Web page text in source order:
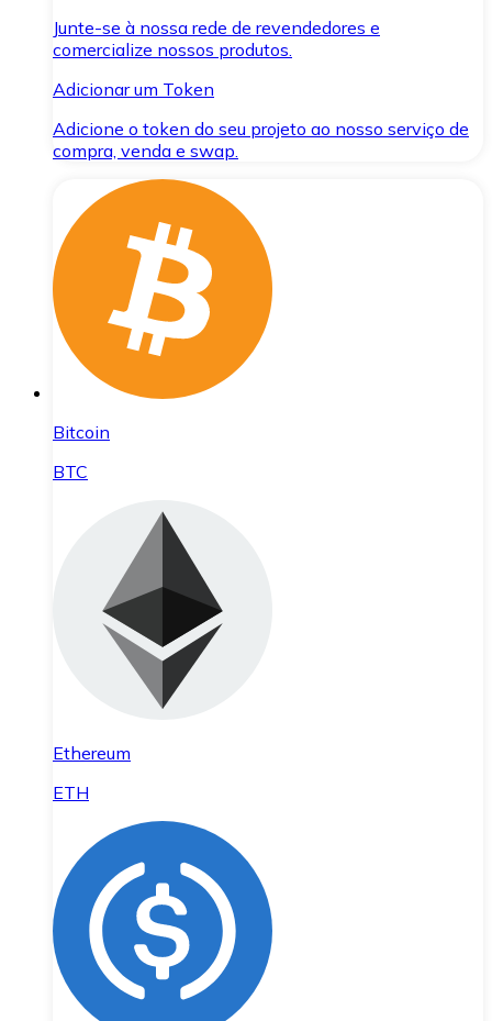
Junte-se à nossa rede de revendedores e
comercialize nossos produtos.
Adicionar um Token
Adicione o token do seu projeto ao nosso serviço de
compra, venda e swap.
Bitcoin
BTC
Ethereum
ETH